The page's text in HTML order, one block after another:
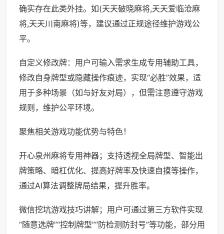
确实存在此类外挂。如(天天破晓麻将,天天爱临沧麻
将,天天川南麻将)等，建议通过正规途径维护游戏公
平。
自定义修改牌：用户可输入需求生成专用辅助工具，
修改自身牌型或隐藏操作痕迹，实现“必胜”效果，适
用于多种场景（如与好友对局），但需注意遵守游戏
规则，维护公平环境。
聚焦相关游戏功能优势与特色！
开心泉州麻将专用神器；支持透视全局牌型、智能出
牌策略、暗杠优化、提高好牌率及快速自摸等操作，
通过AI算法调整牌局结果，提升胜率。
微信挖坑游戏技巧讲解；用户可通过第三方软件实现
“随意选牌”“控制牌型”“防检测防封号”等功能，部分用